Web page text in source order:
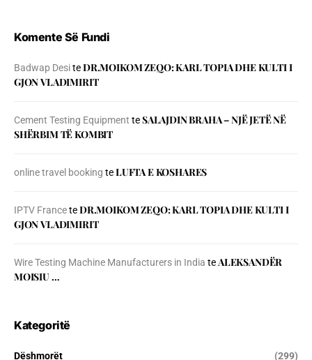
Komente Së Fundi
Badwap DesiteDR.MOIKOM ZEQO: KARL TOPIA DHE KULTI I
GJON VLADIMIRIT
Cement Testing Equipment teSALAJDIN BRAHA – NJЁ JETЁ NЁ
SHЁRBIM TЁ KOMBIT
online travel booking teLUFTA E KOSHARES
IPTV FranceteDR.MOIKOM ZEQO: KARL TOPIA DHE KULTI I
GJON VLADIMIRIT
Wire Testing Machine Manufacturers in India teALEKSANDËR
MOISIU …
Kategoritë
Dëshmorët (299)